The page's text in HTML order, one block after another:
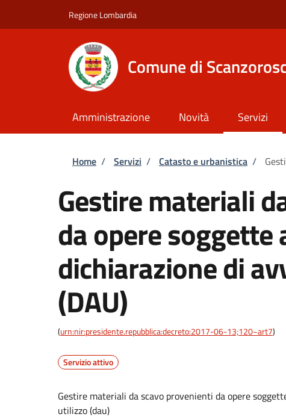
Regione Lombardia
Comune di
Amministrazione Novità Servizi
Briciole di pane
Home / Servizi / Catasto e urbanistica /
Gestire materiali
da opere soggette
dichiarazione di
(DAU)
(urn:nir:presidente.repubblica:decreto:2017-06-13;120~art7)
Servizio attivo
Gestire materiali da scavo provenienti da opere
utilizzo (dau)